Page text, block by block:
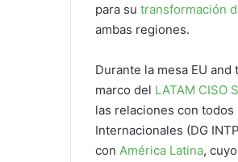
para su transformación
ambas regiones.
Durante la mesa EU
marco del LATAM CISO
las relaciones con
Internacionales (DG
con América Latina,